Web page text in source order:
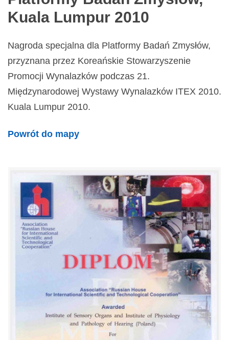
Kuala Lumpur 2010
Nagroda specjalna dla Platformy Badań Zmysłów,
przyznana przez Koreańskie Stowarzyszenie
Promocji Wynalazków podczas 21.
Międzynarodowej Wystawy Wynalazków ITEX 2010.
Kuala Lumpur 2010.
Powrót do mapy